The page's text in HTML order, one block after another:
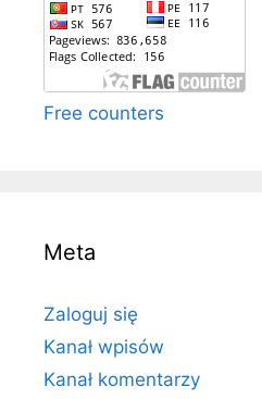
Free counters
Meta
Zaloguj się
Kanał wpisów
Kanał komentarzy